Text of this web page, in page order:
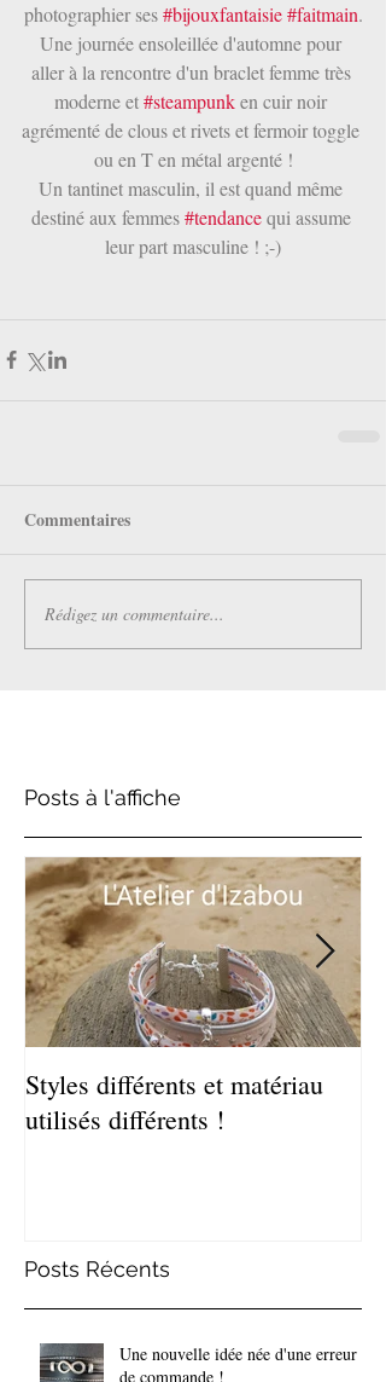
photographier ses #bijouxfantaisie #faitmain.
Une journée ensoleillée d'automne pour
aller à la rencontre d'un braclet femme très
moderne et #steampunk en cuir noir
agrémenté de clous et rivets et fermoir toggle
ou en T en métal argenté !
Un tantinet masculin, il est quand même
destiné aux femmes #tendance qui assume
leur part masculine ! ;-)
Commentaires
Rédigez un commentaire...
Posts à l'affiche
Styles différents et matériau
utilisés différents !
Posts Récents
Une nouvelle idée née d'une erreur
de commande !